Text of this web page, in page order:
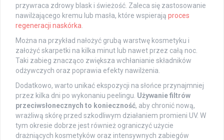
przywraca zdrowy blask i świeżość. Zaleca się zastosowanie
nawilżającego kremu lub masła, które wspierają proces
regeneracji naskórka
Można na przykład nałożyć grubą warstwę kosmetyku i
założyć skarpetki na kilka minut lub nawet przez całą noc.
Taki zabieg znacząco zwiększa wchłanianie składników
odżywczych oraz poprawia efekty nawilżenia.
Dodatkowo, warto unikać ekspozycji na słońce przynajmniej
przez kilka dni po wykonaniu peelingu. Używanie filtrów
przeciwsłonecznych to konieczność, aby chronić nową,
wrażliwą skórę przed szkodliwym działaniem promieni UV. W
tym okresie dobrze jest również ograniczyć użycie
drażniących kosmetyków oraz intensywnych zabiegów